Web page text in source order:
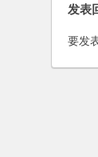
发表
要发